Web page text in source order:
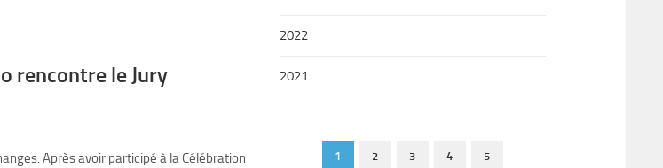
rencontre le Jury
Après avoir participé à la Célébration
2022
2021
1 2 3 4 5